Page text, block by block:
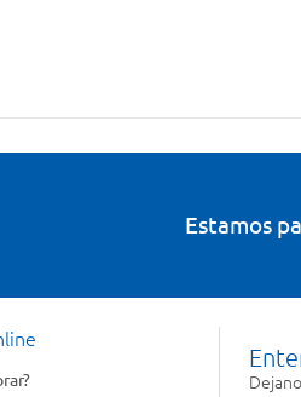
Estamos